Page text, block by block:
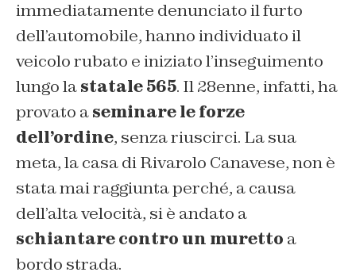
immediatamente denunciato il furto
dell’automobile, hanno individuato il
veicolo rubato e iniziato l’inseguimento
lungo lastatale 565. Il 28enne, infatti, ha
provato aseminare le forze
dell’ordine, senza riuscirci. La sua
meta, la casa di Rivarolo Canavese, non è
stata mai raggiunta perché, a causa
dell’alta velocità, si è andato a
schiantare contro un muretto a
bordo strada.